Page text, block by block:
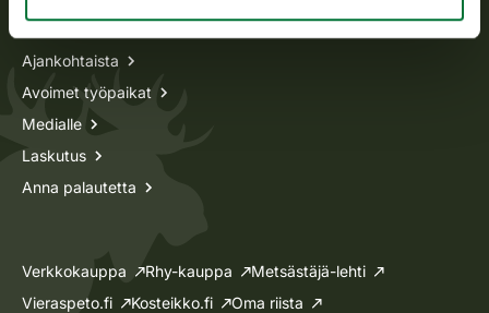
Ajankohtaista
Avoimet työpaikat
Medialle
Laskutus
Anna palautetta
Verkkokauppa Rhy-kauppa
Metsästäjä-lehti
Vieraspeto.fi
Kosteikko.fi Oma riista